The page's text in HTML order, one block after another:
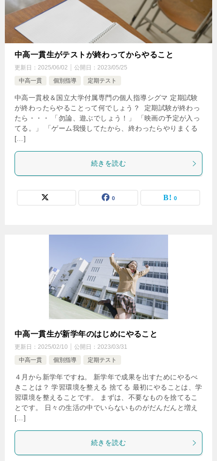
中高一貫生がテストが終わってからやること
更新日： 2025/06/02 公開日： 2023/05/25
中高一貫
個別指導 定期テスト
中高一貫校＆国立大学付属専門の個人指導シグマ 定期試験
が終わったらやることって何でしょう？ 定期試験が終わっ
たら・・・ 「勿論、遊ぶでしょう！」 「映画の予定が入っ
てる。」 「ゲーム我慢してたから、終わったらやりまくる
[…]
続きを読む
0 0
中高一貫生が新学年のはじめにやること
更新日： 2025/02/10 公開日： 2023/03/31
中高一貫
個別指導 定期テスト
４月から新学年ですね。 新学年で成果を出すためにやるべ
きことは？ 学習環境を整える 捨てる 最初にやることは、学
習環境を整えることです。 まずは、不要なものを捨てるこ
とです。 日々の生活の中でいらないものがだんだんと増え
[…]
続きを読む